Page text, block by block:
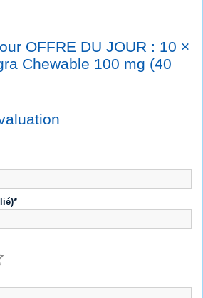
OFFRE DU JOUR : 10 ×
Chewable 100 mg (40